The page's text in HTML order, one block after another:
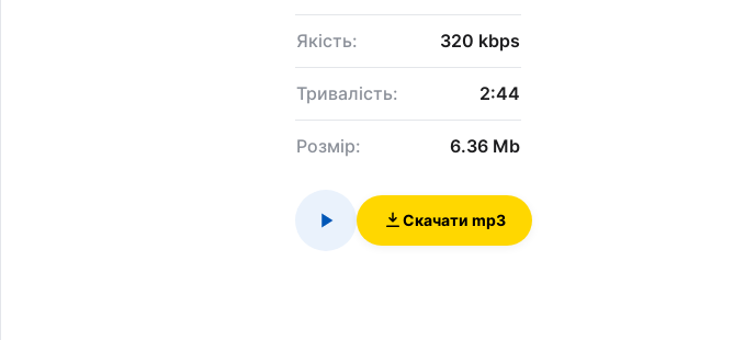
Якість: 320 kbps
Тривалість: 2:44
Розмір: 6.36 Mb
Скачати mp3